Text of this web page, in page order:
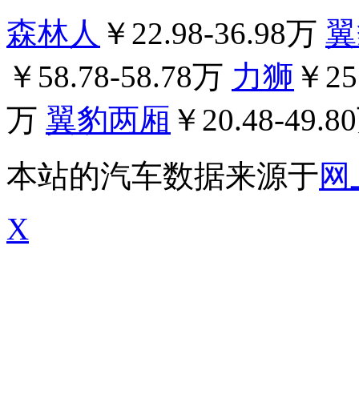
森林人 ￥22.98-36.98万
￥58.78-58.78万 力狮 ￥
万 翼豹两厢 ￥20.48-
本站的汽车数据来源于
X